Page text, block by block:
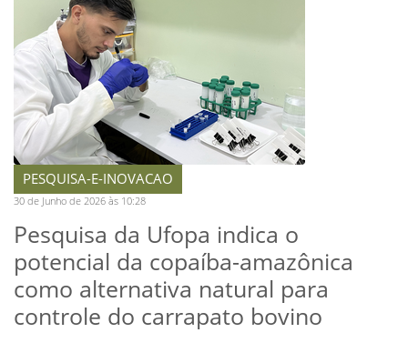
PESQUISA-E-INOVACAO
30 de Junho de 2026 às 10:28
Pesquisa da Ufopa indica o
potencial da copaíba-amazônica
como alternativa natural para
controle do carrapato bovino